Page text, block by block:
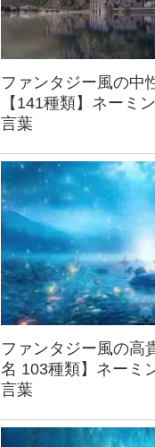
ファンタジー風の中
【141種類】ネーミ
言葉
ファンタジー風の高
名 103種類】ネーミ
言葉